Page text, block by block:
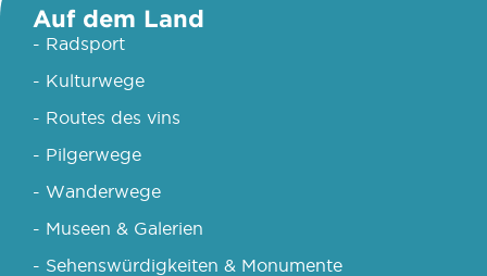
Auf dem Land
- Radsport
- Kulturwege
- Routes des vins
- Pilgerwege
- Wanderwege
- Museen & Galerien
- Sehenswürdigkeiten & Monumente